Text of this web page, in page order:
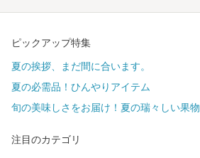
ピックアップ特集
夏の挨拶、まだ間に合います。
夏の必需品！ひんやりアイテム
旬の美味しさをお届け！夏の瑞々しい果物
注目のカテゴリ